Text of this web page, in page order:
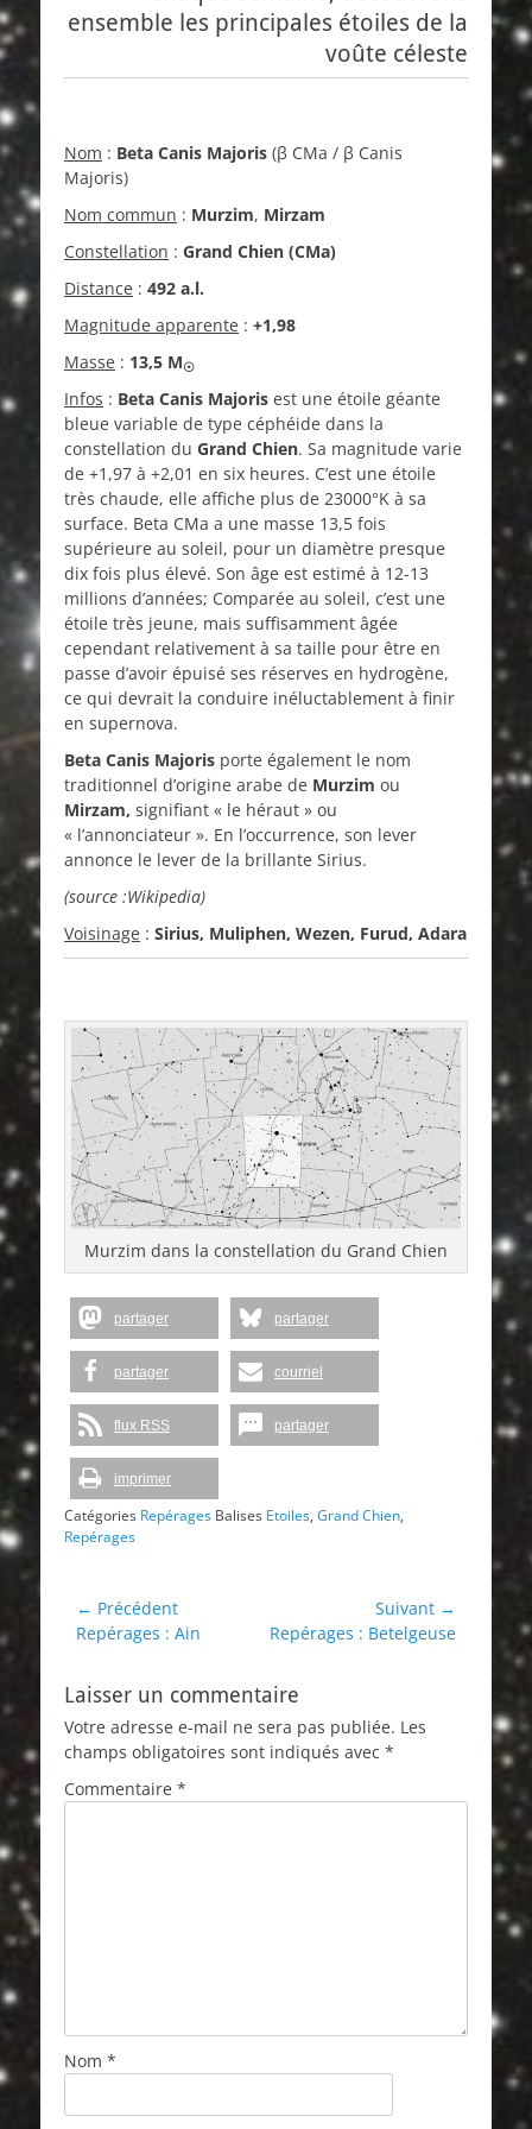
ensemble les principales étoiles de la
voûte céleste
Nom : Beta Canis Majoris (β CMa / β Canis
Majoris)
Nom commun : Murzim, Mirzam
Constellation : Grand Chien (CMa)
Distance : 492 a.l.
Magnitude apparente : +1,98
Masse : 13,5 M☉
Infos : Beta Canis Majoris est une étoile géante
bleue variable de type céphéide dans la
constellation du Grand Chien. Sa magnitude varie
de +1,97 à +2,01 en six heures. C’est une étoile
très chaude, elle affiche plus de 23000°K à sa
surface. Beta CMa a une masse 13,5 fois
supérieure au soleil, pour un diamètre presque
dix fois plus élevé. Son âge est estimé à 12-13
millions d’années; Comparée au soleil, c’est une
étoile très jeune, mais suffisamment âgée
cependant relativement à sa taille pour être en
passe d’avoir épuisé ses réserves en hydrogène,
ce qui devrait la conduire inéluctablement à finir
en supernova.
Beta Canis Majoris porte également le nom
traditionnel d’origine arabe de Murzim ou
Mirzam, signifiant « le héraut » ou
« l’annonciateur ». En l’occurrence, son lever
annonce le lever de la brillante Sirius.
(source :Wikipedia)
Voisinage : Sirius, Muliphen, Wezen, Furud, Adara
Murzim dans la constellation du Grand Chien
partager partager
partager courriel
flux RSS partager
imprimer
Catégories Repérages Balises Etoiles, Grand Chien,
Repérages
Navigation
de
← Précédent
Article
Repérages : Ain
Suivant →
Article
Repérages : Betelgeuse
Laisser un commentaire
Votre adresse e-mail ne sera pas publiée. Les
champs obligatoires sont indiqués avec *
Commentaire *
Nom *